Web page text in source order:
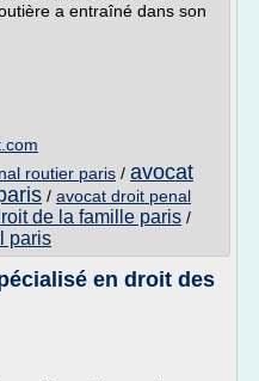
a entraîné dans son
routier paris / avocat
/ avocat droit penal
de la famille paris /
paris
en droit des